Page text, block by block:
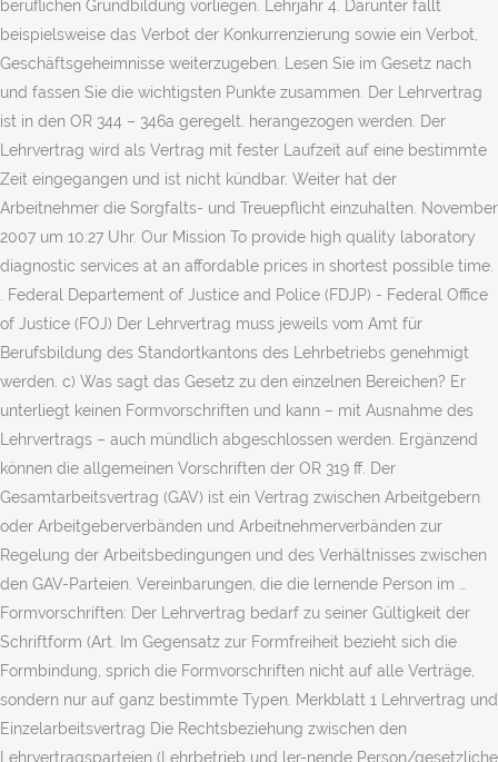
beruflichen Grundbildung vorliegen. Lehrjahr 4. Darunter fällt
beispielsweise das Verbot der Konkurrenzierung sowie ein Verbot,
Geschäftsgeheimnisse weiterzugeben. Lesen Sie im Gesetz nach
und fassen Sie die wichtigsten Punkte zusammen. Der Lehrvertrag
ist in den OR 344 – 346a geregelt. herangezogen werden. Der
Lehrvertrag wird als Vertrag mit fester Laufzeit auf eine bestimmte
Zeit eingegangen und ist nicht kündbar. Weiter hat der
Arbeitnehmer die Sorgfalts- und Treuepflicht einzuhalten. November
2007 um 10:27 Uhr. Our Mission To provide high quality laboratory
diagnostic services at an affordable prices in shortest possible time.
. Federal Departement of Justice and Police (FDJP) - Federal Office
of Justice (FOJ) Der Lehrvertrag muss jeweils vom Amt für
Berufsbildung des Standortkantons des Lehrbetriebs genehmigt
werden. c) Was sagt das Gesetz zu den einzelnen Bereichen? Er
unterliegt keinen Formvorschriften und kann – mit Ausnahme des
Lehrvertrags – auch mündlich abgeschlossen werden. Ergänzend
können die allgemeinen Vorschriften der OR 319 ff. Der
Gesamtarbeitsvertrag (GAV) ist ein Vertrag zwischen Arbeitgebern
oder Arbeitgeberverbänden und Arbeitnehmerverbänden zur
Regelung der Arbeitsbedingungen und des Verhältnisses zwischen
den GAV-Parteien. Vereinbarungen, die die lernende Person im …
Formvorschriften: Der Lehrvertrag bedarf zu seiner Gültigkeit der
Schriftform (Art. Im Gegensatz zur Formfreiheit bezieht sich die
Formbindung, sprich die Formvorschriften nicht auf alle Verträge,
sondern nur auf ganz bestimmte Typen. Merkblatt 1 Lehrvertrag und
Einzelarbeitsvertrag Die Rechtsbeziehung zwischen den
Lehrvertragsparteien (Lehrbetrieb und ler-nende Person/gesetzliche